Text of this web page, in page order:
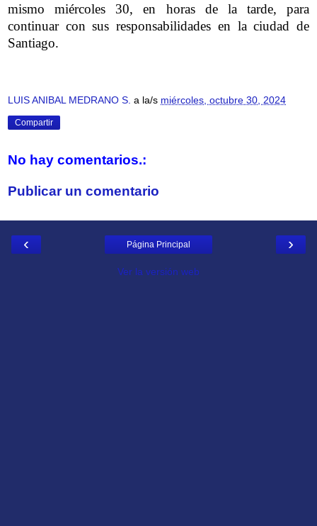
mismo miércoles 30, en horas de la tarde, para
continuar con sus responsabilidades en la ciudad de
Santiago.
LUIS ANIBAL MEDRANO S. a la/s miércoles, octubre 30, 2024
Compartir
No hay comentarios.:
Publicar un comentario
‹ ›
Página Principal
Ver la versión web